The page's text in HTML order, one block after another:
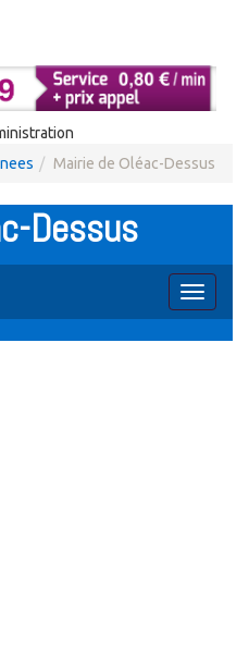
Mairie de Oléac-Dessus
Dessus
Toggle